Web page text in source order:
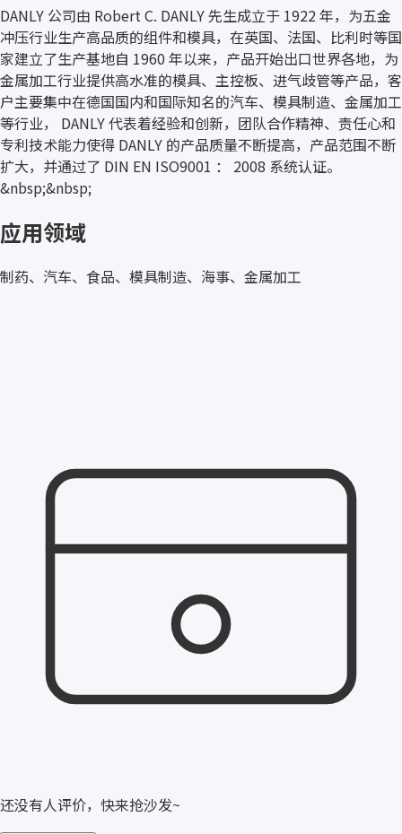
DANLY 公司由 Robert C. DANLY 先生成立于 1922 年，为五金
冲压行业生产高品质的组件和模具，在英国、法国、比利时等国
家建立了生产基地自 1960 年以来，产品开始出口世界各地，为
金属加工行业提供高水准的模具、主控板、进气歧管等产品，客
户主要集中在德国国内和国际知名的汽车、模具制造、金属加工
等行业， DANLY 代表着经验和创新，团队合作精神、责任心和
专利技术能力使得 DANLY 的产品质量不断提高，产品范围不断
扩大，并通过了 DIN EN ISO9001 ： 2008 系统认证。
&nbsp;&nbsp;
应用领域
制药、汽车、食品、模具制造、海事、金属加工
还没有人评价，快来抢沙发~